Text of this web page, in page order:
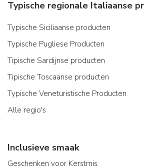
Typische regionale Italiaanse
Typische Siciliaanse producten
Typische Pugliese Producten
Tipische Sardijnse producten
Tipische Toscaanse producten
Typische Veneturistische Producten
Alle regio's
Inclusieve smaak
Geschenken voor Kerstmis